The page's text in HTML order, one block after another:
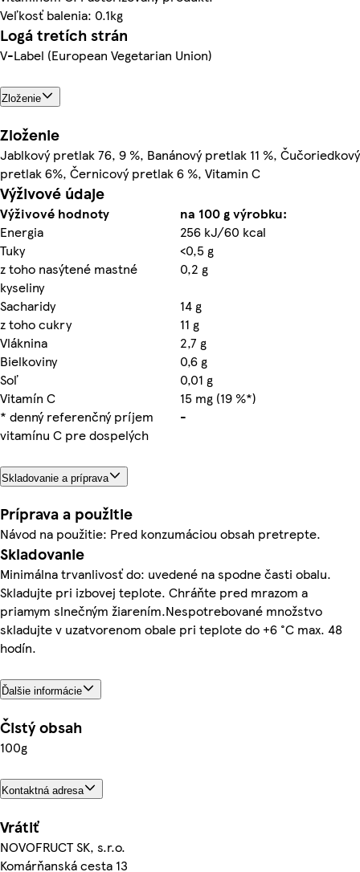
Veľkosť balenia: 0.1kg
Logá tretích strán
V-Label (European Vegetarian Union)
Zloženie
Zloženie
Jablkový pretlak 76, 9 %, Banánový pretlak 11 %, Čučoriedkový
pretlak 6%, Černicový pretlak 6 %, Vitamin C
Výživové údaje
Výživové hodnoty
na 100 g výrobku:
Energia
256 kJ/60 kcal
Tuky
<0,5 g
z toho nasýtené mastné
kyseliny
0,2 g
Sacharidy
14 g
z toho cukry
11 g
Vláknina
2,7 g
Bielkoviny
0,6 g
Soľ
0,01 g
Vitamín C
15 mg (19 %*)
* denný referenčný príjem
vitamínu C pre dospelých
-
Skladovanie a príprava
Príprava a použitie
Návod na použitie: Pred konzumáciou obsah pretrepte.
Skladovanie
Minimálna trvanlivosť do: uvedené na spodne časti obalu.
Skladujte pri izbovej teplote. Chráňte pred mrazom a
priamym slnečným žiarením.Nespotrebované množstvo
skladujte v uzatvorenom obale pri teplote do +6 °C max. 48
hodín.
Ďalšie informácie
Čistý obsah
100g
Kontaktná adresa
Vrátiť
NOVOFRUCT SK, s.r.o.
Komárňanská cesta 13